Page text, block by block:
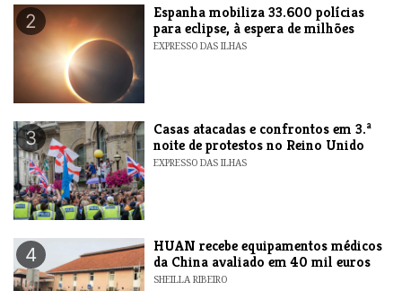
2
Espanha mobiliza 33.600 polícias
para eclipse, à espera de milhões
EXPRESSO DAS ILHAS
3
Casas atacadas e confrontos em 3.ª
noite de protestos no Reino Unido
EXPRESSO DAS ILHAS
4
HUAN recebe equipamentos médicos
da China avaliado em 40 mil euros
SHEILLA RIBEIRO